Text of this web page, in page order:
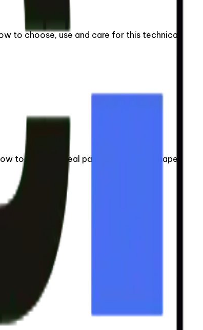
to choose, use and care for this technical
to pick the ideal pair for your foot shape.